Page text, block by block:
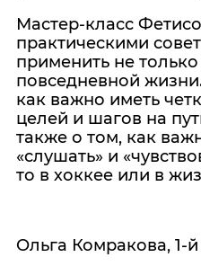
Мастер-класс
практическими
применить не
повседневной
как важно иметь
целей и шагов на
также о том, как
«слушать» и
то в хоккее или в
Ольга Комракова, 1-